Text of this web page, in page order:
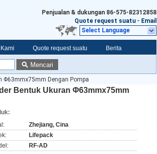
Penjualan & dukungan 86-575-82312858
Quote request suatu - Email
Select Language
Quote request suatu Berita
Mencari
Φ63mmx75mm Dengan Pompa
Bentuk Ukuran Φ63mmx75mm
Zhejiang, Cina
Lifepack
RF-AD